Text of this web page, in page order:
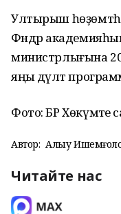
Ултырыш
Фәндәр
министрлығына
яңы дәүләт
Фото: БР Хөкүмәте
Автор: Алһыу
Читайте нас